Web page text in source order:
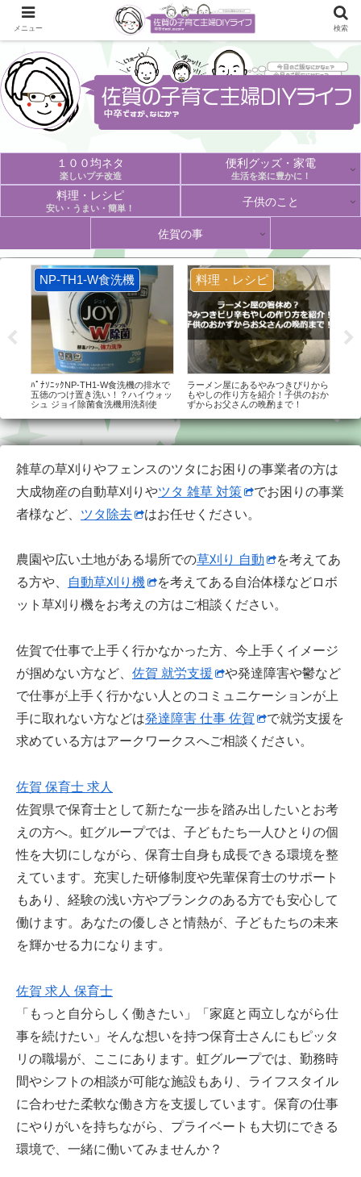
１００均ネタ
楽しいプチ改造
便利グッズ・家電
生活を楽に豊かに！
料理・レシピ
安い・うまい・簡単！ 子供のこと
佐賀の事
NP-TH1-W食洗機
ﾊﾟﾅｿﾆｯｸNP-TH1-W食洗機の排水で
五徳のつけ置き洗い！？ハイウォッ
シュ ジョイ除菌食洗機用洗剤使
料理・レシピ
ラーメン屋にあるやみつきぴりから
もやしの作り方を紹介！子供のおか
ずからお父さんの晩酌まで！
雑草の草刈りやフェンスのツタにお困りの事業者の方は
大成物産の自動草刈りやツタ 雑草 対策
でお困りの事業
者様など、 ツタ除去 はお任せください。
農園や広い土地がある場所での草刈り 自動
を考えてあ
る方や、
自動草刈り機
を考えてある自治体様などロボ
ット草刈り機をお考えの方はご相談ください。
佐賀で仕事で上手く行かなかった方、今上手くイメージ
が掴めない方など、 佐賀 就労支援
や発達障害や鬱など
で仕事が上手く行かない人とのコミュニケーションが上
手に取れない方などは発達障害 仕事 佐賀
で就労支援を
求めている方はアークワークスへご相談ください。
佐賀 保育士 求人
佐賀県で保育士として新たな一歩を踏み出したいとお考
えの方へ。虹グループでは、子どもたち一人ひとりの個
性を大切にしながら、保育士自身も成長できる環境を整
えています。充実した研修制度や先輩保育士のサポート
もあり、経験の浅い方やブランクのある方でも安心して
働けます。あなたの優しさと情熱が、子どもたちの未来
を輝かせる力になります。
佐賀 求人 保育士
「もっと自分らしく働きたい」「家庭と両立しながら仕
事を続けたい」そんな想いを持つ保育士さんにもピッタ
リの職場が、ここにあります。虹グループでは、勤務時
間やシフトの相談が可能な施設もあり、ライフスタイル
に合わせた柔軟な働き方を支援しています。保育の仕事
にやりがいを持ちながら、プライベートも大切にできる
環境で、一緒に働いてみませんか？
メニュー 検索